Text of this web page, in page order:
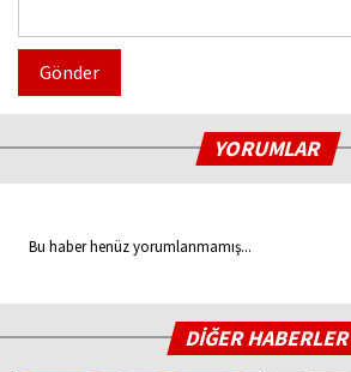
Gönder
YORUMLAR
Bu haber henüz yorumlanmamış...
DİĞER HABERLER